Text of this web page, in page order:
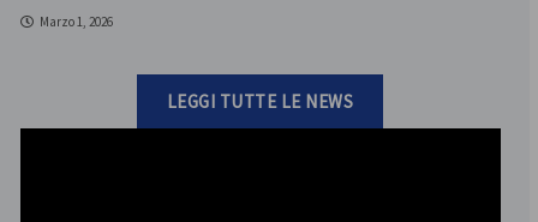
Marzo 1, 2026
LEGGI TUTTE LE NEWS